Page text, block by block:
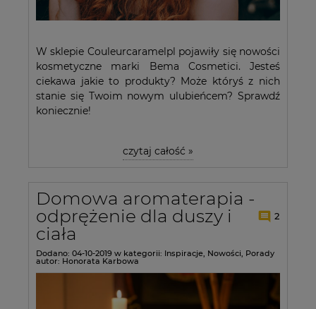
W sklepie Couleurcaramelpl pojawiły się nowości
kosmetyczne marki Bema Cosmetici. Jesteś
ciekawa jakie to produkty? Może któryś z nich
stanie się Twoim nowym ulubieńcem? Sprawdź
koniecznie!
czytaj całość »
Domowa aromaterapia -
odprężenie dla duszy i
ciała
2
Dodano: 04-10-2019 w kategorii: Inspiracje, Nowości, Porady
autor: Honorata Karbowa